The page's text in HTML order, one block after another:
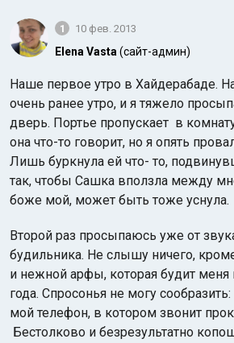
Аравийское море
Индийский
1 10 фев. 2013
Elena Vasta (сайт-админ)
Наше первое утро в Хайдерабаде.
очень ранее утро, и я тяжело
дверь. Портье пропускает в
она что-то говорит, но я опять
Лишь буркнула ей что- то,
так, чтобы Сашка вползла между
боже мой, может быть тоже уснула.
Второй раз просыпаюсь уже от
будильника. Не слышу ничего,
и нежной арфы, которая будит меня
года. Спросонья не могу
мой телефон, в котором звонит
Бестолково и безрезультатно